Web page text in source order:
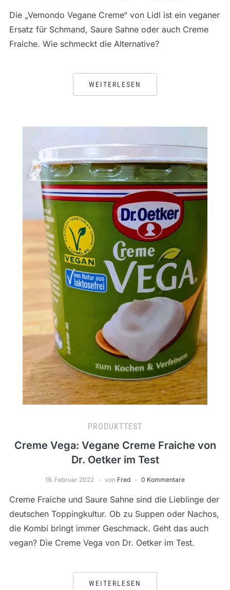
Die „Vemondo Vegane Creme“ von Lidl ist ein veganer
Ersatz für Schmand, Saure Sahne oder auch Creme
Fraiche. Wie schmeckt die Alternative?
WEITERLESEN
PRODUKTTEST
Creme Vega: Vegane Creme Fraiche von
Dr. Oetker im Test
19. Februar 2022 von Fred 0 Kommentare
Creme Fraiche und Saure Sahne sind die Lieblinge der
deutschen Toppingkultur. Ob zu Suppen oder Nachos,
die Kombi bringt immer Geschmack. Geht das auch
vegan? Die Creme Vega von Dr. Oetker im Test.
WEITERLESEN